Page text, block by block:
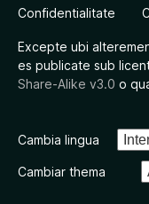
Confidentialitate
Excepte ubi
es publicate sub
Share-Alike v3.0 o
Cambia lingua
Cambiar thema